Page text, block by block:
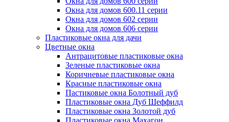
Окна для домов 600.11 серии
Окна для домов 602 серии
Окна для домов 606 серии
Пластиковые окна для дачи
Цветные окна
Антрацитовые пластиковые окна
Зеленые пластиковые окна
Коричневые пластиковые окна
Красные пластиковые окна
Пастиковые окна Болотный дуб
Пластиковые окна Дуб Шеффилд
Пластиковые окна Золотой дуб
Пластиковые окна Махагон